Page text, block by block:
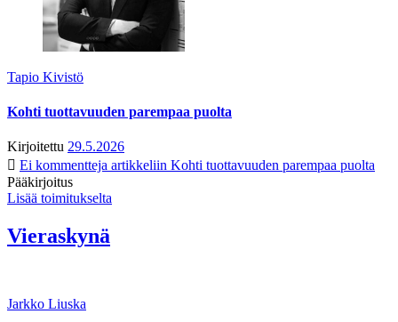
Tapio Kivistö
Kohti tuottavuuden parempaa puolta
Kirjoitettu 29.5.2026
Ei kommentteja artikkeliin Kohti tuottavuuden parempaa puolta
Pääkirjoitus
Lisää toimitukselta
Vieraskynä
Jarkko Liuska